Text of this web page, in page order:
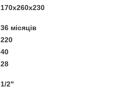
170х260х230
36 місяців
220
40
28
1/2"